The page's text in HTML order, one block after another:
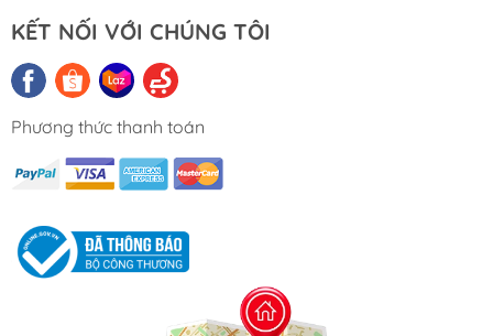
điện. (usstainless.com)
🔹Hàng mới 100% – bảo hành
& hỗ trợ kỹ thuật
Boat Shop VN cung cấp sản phẩm mới 100%, có
kỹ thuật chuyên sâu, hướng dẫn chọn xích đúng chuẩn
với kích thước tàu/cano của bạn.
📌Ứng Dụng Thực Tế
Neo giữ tàu thuyền, cano và du thuyền trên sông –
KẾT NỐI VỚI CHÚNG TÔI
Phương thức thanh toán